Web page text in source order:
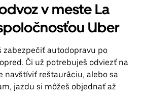
v meste La
Uber
zabezpečiť autodopravu po
Či už potrebuješ odviezť na
navštíviť reštauráciu, alebo sa
jazdu si môžeš objednať až